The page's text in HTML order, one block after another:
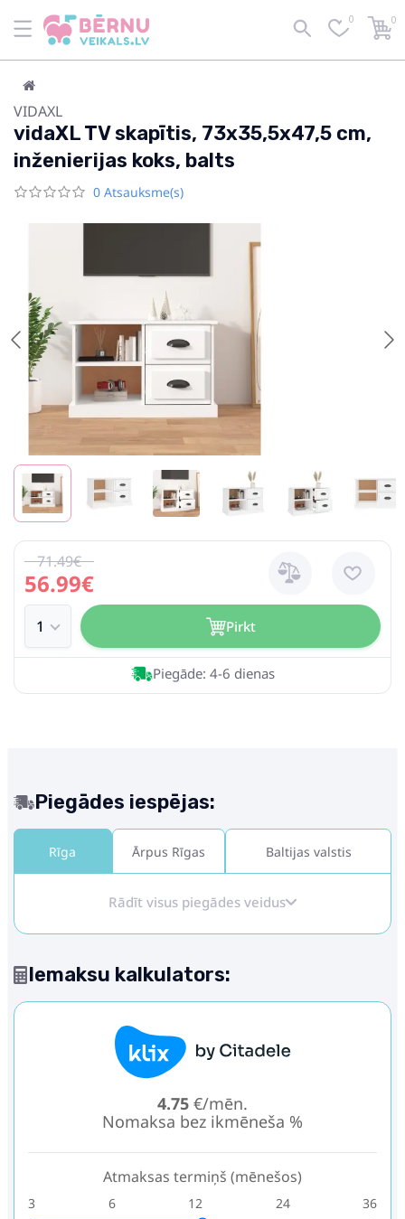
0 0
VIDAXL
vidaXL TV skapītis, 73x35,5x47,5 cm,
inženierijas koks, balts
0 Atsauksme(s)
56.99€
71.49€
Pirkt
Piegāde: 4-6 dienas
Piegādes iespējas:
Rīga Ārpus Rīgas Baltijas valstis
Rādīt visus piegādes veidus
Iemaksu kalkulators:
4.75 €/mēn.
Nomaksa bez ikmēneša %
Atmaksas termiņš (mēnešos)
3 6 12 24 36